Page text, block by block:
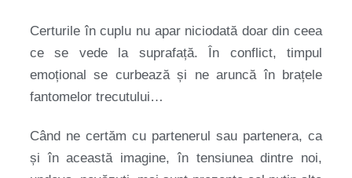
Certurile în cuplu nu apar niciodată doar din ceea
ce se vede la suprafață. În conflict, timpul
emoțional se curbează și ne aruncă în brațele
fantomelor trecutului…
Când ne certăm cu partenerul sau partenera, ca
și în această imagine, în tensiunea dintre noi,